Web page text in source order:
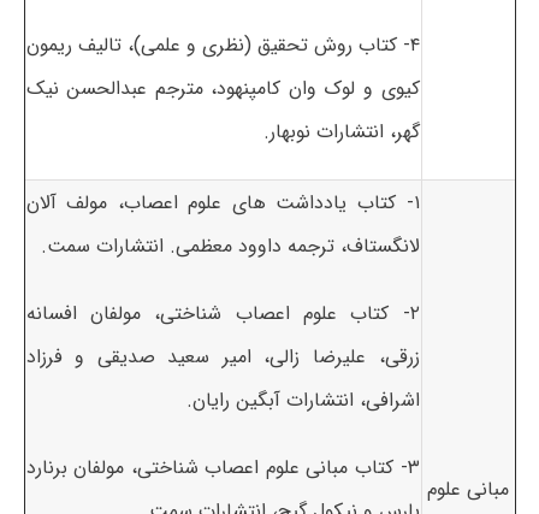
۴- کتاب روش تحقیق (نظری و علمی)، تالیف ریمون
کیوی و لوک وان کامپنهود، مترجم عبدالحسن نیک
گهر، انتشارات نوبهار.
مبانی علوم
۱- کتاب یادداشت های علوم اعصاب، مولف آلان
لانگستاف، ترجمه داوود معظمی. انتشارات سمت.
۲- کتاب علوم اعصاب شناختی، مولفان افسانه
زرقی، علیرضا زالی، امیر سعید صدیقی و فرزاد
اشرافی، انتشارات آبگین رایان.
۳- کتاب مبانی علوم اعصاب شناختی، مولفان برنارد